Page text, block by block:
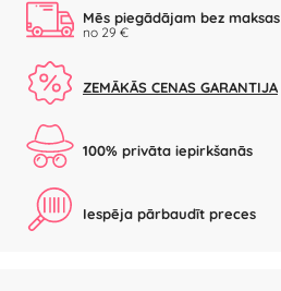
Mēs piegādājam bez maksas
no 29 €
ZEMĀKĀS CENAS GARANTIJA
100% privāta iepirkšanās
Iespēja pārbaudīt preces